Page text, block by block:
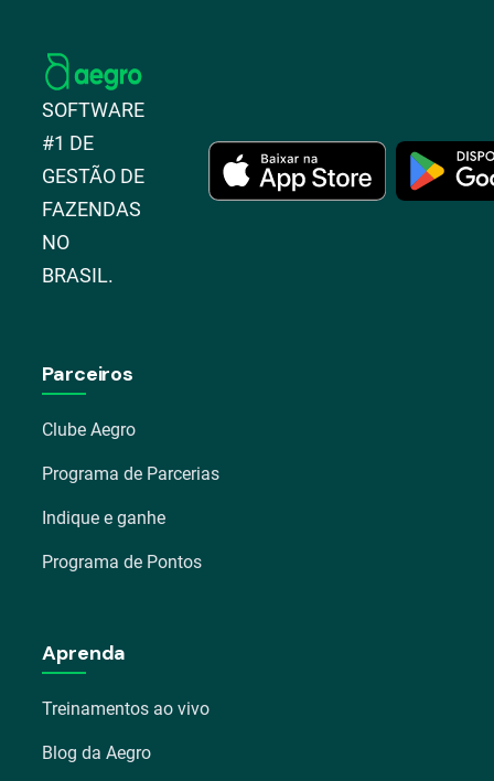
SOFTWARE
#1 DE
GESTÃO DE
FAZENDAS
NO
BRASIL.
Parceiros
Clube Aegro
Programa de Parcerias
Indique e ganhe
Programa de Pontos
Aprenda
Treinamentos ao vivo
Blog da Aegro